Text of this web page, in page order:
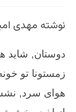
نوشته مهدی امیری ۲
دوستان, شاید
زمستونا تو
هوای سرد,